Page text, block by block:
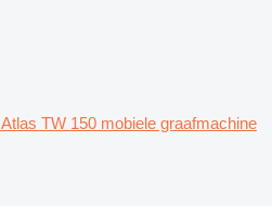
Atlas TW 150 mobiele graafmachine